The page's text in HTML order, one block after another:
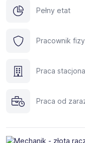
Pełny etat
Pracownik
Praca
Praca od